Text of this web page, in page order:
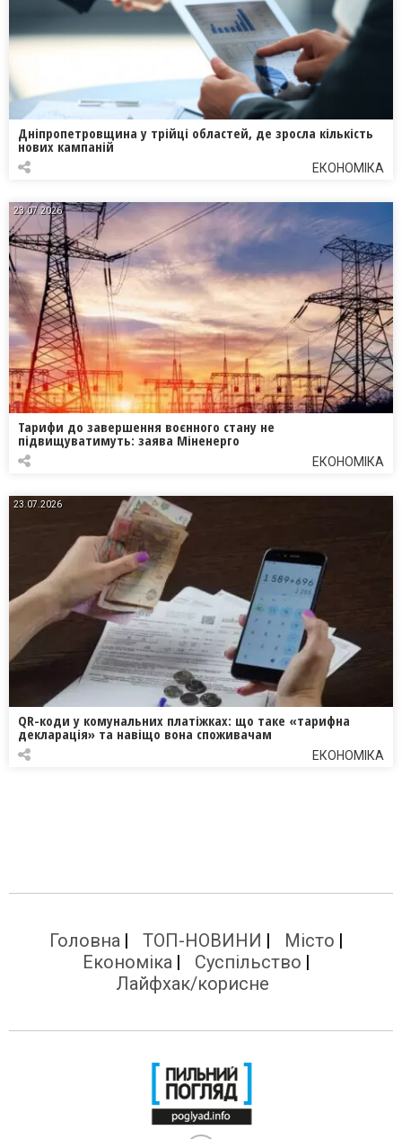
Дніпропетровщина у трійці областей, де зросла кількість
нових кампаній
ЕКОНОМІКА
23.07.2026
Тарифи до завершення воєнного стану не
підвищуватимуть: заява Міненерго
ЕКОНОМІКА
23.07.2026
QR-коди у комунальних платіжках: що таке «тарифна
декларація» та навіщо вона споживачам
ЕКОНОМІКА
Головна ТОП-НОВИНИ
Місто
Економіка
Суспільство
Лайфхак/корисне